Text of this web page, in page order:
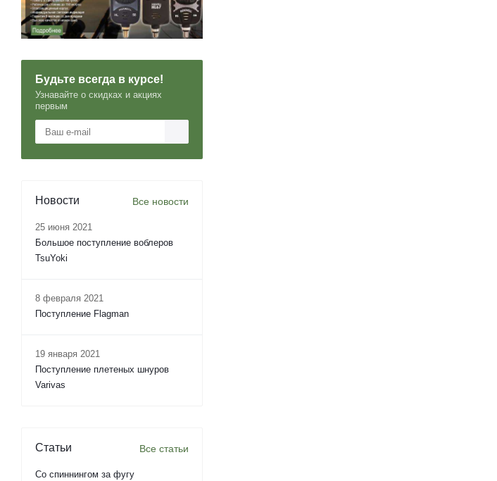
Будьте всегда в курсе!
Узнавайте о скидках и акциях
первым
Новости Все новости
25 июня 2021
Большое поступление воблеров
TsuYoki
8 февраля 2021
Поступление Flagman
19 января 2021
Поступление плетеных шнуров
Varivas
Статьи Все статьи
Со спиннингом за фугу